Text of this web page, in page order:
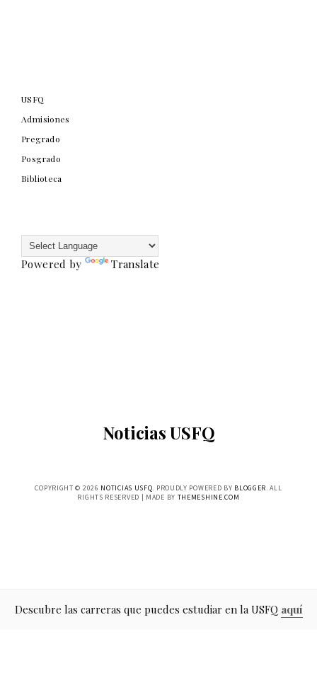
Descubre las carreras que puedes estudiar en la USFQ aquí
USFQ
Admisiones
Pregrado
Posgrado
Biblioteca
Powered by Translate
Noticias USFQ
COPYRIGHT © 2026 NOTICIAS USFQ. PROUDLY POWERED BY BLOGGER. ALL
RIGHTS RESERVED | MADE BY THEMESHINE.COM